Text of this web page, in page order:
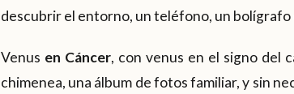
descubrir el entorno, un teléfono, un bolígrafo
Venus en Cáncer, con venus en el signo del
chimenea, una álbum de fotos familiar, y sin